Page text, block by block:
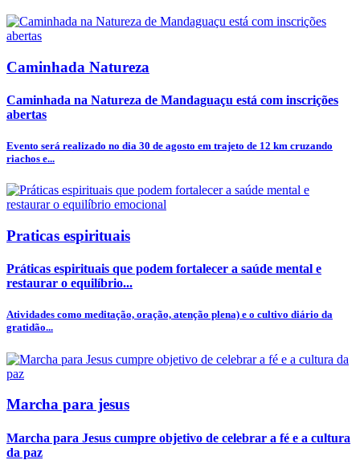
Caminhada Natureza
Caminhada na Natureza de Mandaguaçu está com inscrições
abertas
Evento será realizado no dia 30 de agosto em trajeto de 12 km cruzando
riachos e...
Praticas espirituais
Práticas espirituais que podem fortalecer a saúde mental e
restaurar o equilíbrio...
Atividades como meditação, oração, atenção plena) e o cultivo diário da
gratidão...
Marcha para jesus
Marcha para Jesus cumpre objetivo de celebrar a fé e a cultura
da paz